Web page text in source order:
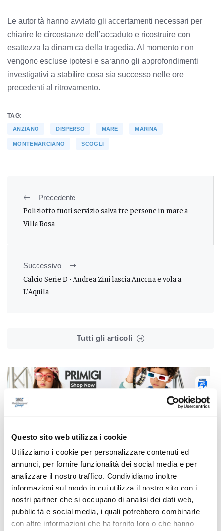
Questo sito web utilizza i cookie
Utilizziamo i cookie per personalizzare contenuti ed
annunci, per fornire funzionalità dei social media e per
analizzare il nostro traffico. Condividiamo inoltre
informazioni sul modo in cui utilizza il nostro sito con i
nostri partner che si occupano di analisi dei dati web,
pubblicità e social media, i quali potrebbero combinarle
con altre informazioni che ha fornito loro o che hanno
Le autorità hanno avviato gli accertamenti necessari per
chiarire le circostanze dell’accaduto e ricostruire con
esattezza la dinamica della tragedia. Al momento non
vengono escluse ipotesi e saranno gli approfondimenti
investigativi a stabilire cosa sia successo nelle ore
precedenti al ritrovamento.
TAG:
ANZIANO DISPERSO MARE MARINA
MONTEMARCIANO SCOGLI
Precedente
Poliziotto fuori servizio salva tre persone in mare a
Villa Rosa
Successivo
Calcio Serie D - Andrea Zini lascia Ancona e vola a
L’Aquila
Tutti gli articoli